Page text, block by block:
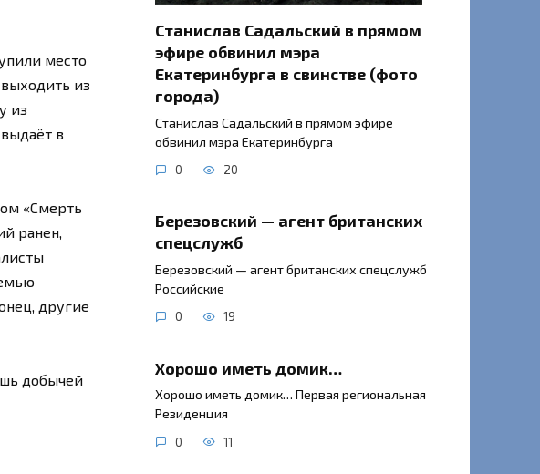
место
из
из
в
«Смерть
ранен,
другие
добычей
Станислав Садальский в прямом
эфире обвинил мэра
Екатеринбурга в свинстве (фото
города)
Станислав Садальский в прямом эфире
обвинил мэра Екатеринбурга
0 20
Березовский — агент британских
спецслужб
Березовский — агент британских спецслужб
Российские
0 19
Хорошо иметь домик…
Хорошо иметь домик… Первая региональная
Резиденция
0 11